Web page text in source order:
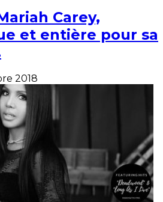
Carey,
et entière pour sa
2018